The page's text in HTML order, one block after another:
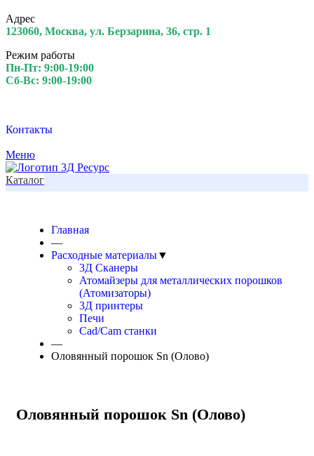
Адрес
123060, Москва, ул. Берзарина, 36, стр. 1
Режим работы
Пн-Пт: 9:00-19:00
Сб-Вс: 9:00-19:00
Контакты
Меню
Каталог
Главная
—
Расходные материалы▼
3Д Сканеры
Атомайзеры для металлических порошков
(Атомизаторы)
3Д принтеры
Печи
Cad/Cam станки
—
Оловянный порошок Sn (Олово)
Оловянный порошок Sn (Олово)